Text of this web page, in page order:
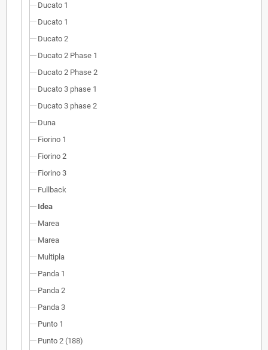
Ducato 1
Ducato 1
Ducato 2
Ducato 2 Phase 1
Ducato 2 Phase 2
Ducato 3 phase 1
Ducato 3 phase 2
Duna
Fiorino 1
Fiorino 2
Fiorino 3
Fullback
Idea
Marea
Marea
Multipla
Panda 1
Panda 2
Panda 3
Punto 1
Punto 2 (188)